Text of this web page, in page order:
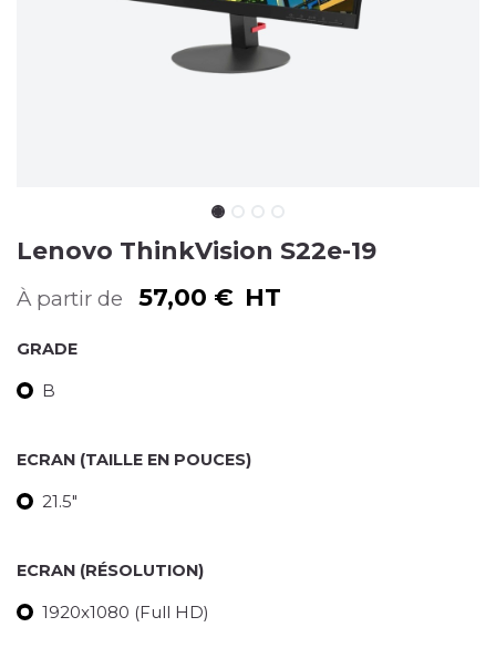
Lenovo ThinkVision S22e-19
À partir de 57,00 € HT
GRADE
B
ECRAN (TAILLE EN POUCES)
21.5"
ECRAN (RÉSOLUTION)
1920x1080 (Full HD)